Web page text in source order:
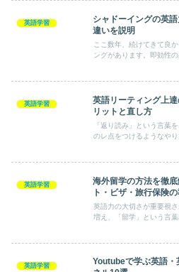
英語学習
シャドーイングの英
違いを説明
ここ数年、続けてきて良
ングがあります。即効性の
英語学習
英語リーティング上
リットと直し方
「返り読み」という言葉
のレ点をつけるようなやり
英語学習
海外留学の方法を徹
ト・ビザ・旅行保険
英語力の大切さが重要視
増え、「留学」という言葉
英語学習
Youtubeで学ぶ英語・